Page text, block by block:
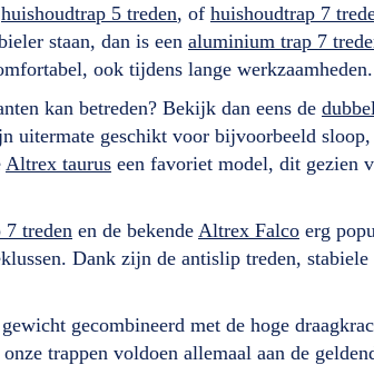
huishoudtrap 5 treden, of huishoudtrap 7
staan, dan is een aluminium trap 7
ook tijdens lange
kan betreden? Bekijk dan eens de
uitermate geschikt voor bijvoorbeeld
Altrex taurus een favoriet model, dit gezien
treden en de bekende Altrex Falco erg
Dank zijn de antislip treden, stabiele
gecombineerd met de hoge
trappen voldoen allemaal aan de